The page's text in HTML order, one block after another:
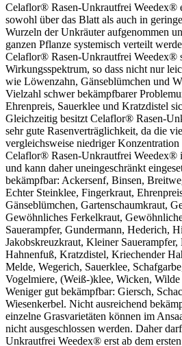
Celaflor® Rasen-Unkrautfrei Weedex®
sowohl über das Blatt als auch in
Wurzeln der Unkräuter aufgenommen
ganzen Pflanze systemisch verteilt
Celaflor® Rasen-Unkrautfrei Weedex®
Wirkungsspektrum, so dass nicht nur
wie Löwenzahn, Gänseblümchen und
Vielzahl schwer bekämpfbarer
Ehrenpreis, Sauerklee und Kratzdistel
Gleichzeitig besitzt Celaflor® Rasen-
sehr gute Rasenverträglichkeit, da die
vergleichsweise niedriger
Celaflor® Rasen-Unkrautfrei Weedex®
und kann daher uneingeschränkt
bekämpfbar: Ackersenf, Binsen,
Echter Steinklee, Fingerkraut,
Gänseblümchen, Gartenschaumkraut,
Gewöhnliches Ferkelkraut,
Sauerampfer, Gundermann, Hederich,
Jakobskreuzkraut, Kleiner
Hahnenfuß, Kratzdistel, Kriechender
Melde, Wegerich, Sauerklee,
Vogelmiere, (Weiß-)klee, Wicken,
Weniger gut bekämpfbar: Giersch,
Wiesenkerbel. Nicht ausreichend
einzelne Grasvarietäten können im
nicht ausgeschlossen werden. Daher
Unkrautfrei Weedex® erst ab dem